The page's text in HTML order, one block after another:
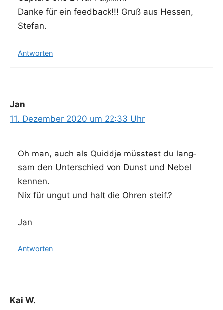
Dan­ke für ein feed­back!!! Gruß aus Hes­sen,
Stefan.
Antworten
Jan
11. Dezember 2020 um 22:33 Uhr
Oh man, auch als Quiddje müss­test du lang­
sam den Unter­schied von Dunst und Nebel
kennen.
Nix für ungut und halt die Ohren steif.?
Jan
Antworten
Kai W.